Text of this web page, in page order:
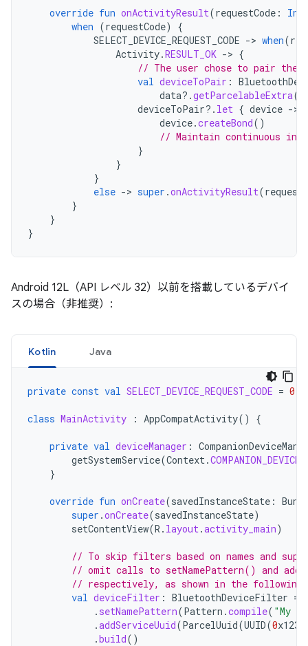
override fun onActivityResult(requestCode : Int
when (requestCode)
{
SELECT_DEVICE_REQUEST_CODE -> when(
Activity.RESULT_OK -> {
// The user chose to pair the
val deviceToPair :
data?.getParcelableExtra(
deviceToPair?. let { device -
device.createBond()
// Maintain continuous
}
}
}
else -> super .onActivityResult(
}
}
}
Android 12L（API レベル 32）以前を搭載しているデバイ
スの場合（非推奨）:
Kotlin Java
private const val SELECT_DEVICE_REQUEST_CODE = 0
class MainActivity : AppCompatActivity() {
private val deviceManager :
getSystemService(Context .
}
override fun onCreate(savedInstanceState :
super .onCreate(savedInstanceState)
setContentView(R . layout .activity_main)
// To skip filters based on names and
// omit calls to setNamePattern() and
// respectively, as shown in the following
val deviceFilter : BluetoothDeviceFilter =
. setNamePattern(Pattern .compile( "My
.addServiceUuid(ParcelUuid(UUID(0
.build()